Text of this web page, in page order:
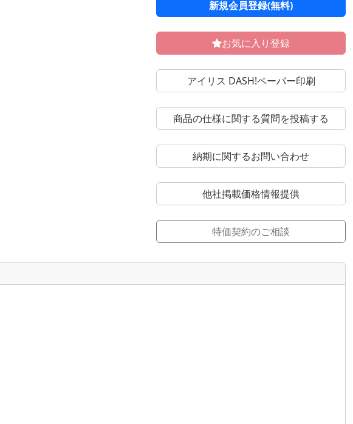
新規会員登録(無料)
お気に入り登録
アイリス DASH!ペーパー印刷
商品の仕様に関する質問を投稿する
納期に関するお問い合わせ
他社掲載価格情報提供
特価契約のご相談